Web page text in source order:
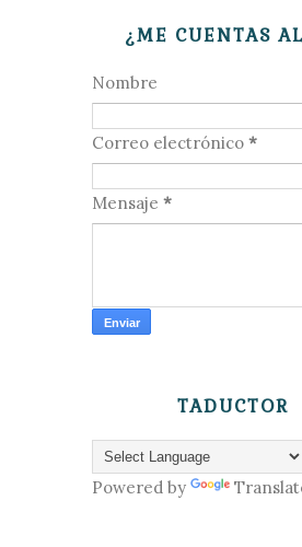
¿ME CUENTAS
Nombre
Correo electrónico *
Mensaje *
TADUCTOR
Powered by